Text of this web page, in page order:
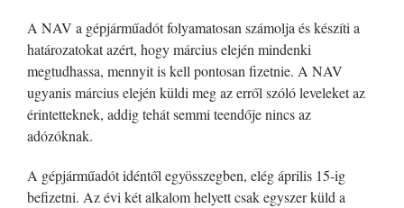
A NAV a gépjárműadót folyamatosan számolja és készíti a
határozatokat azért, hogy március elején mindenki
megtudhassa, mennyit is kell pontosan fizetnie. A NAV
ugyanis március elején küldi meg az erről szóló leveleket az
érintetteknek, addig tehát semmi teendője nincs az
adózóknak.
A gépjárműadót idéntől egyösszegben, elég április 15-ig
befizetni. Az évi két alkalom helyett csak egyszer küld a